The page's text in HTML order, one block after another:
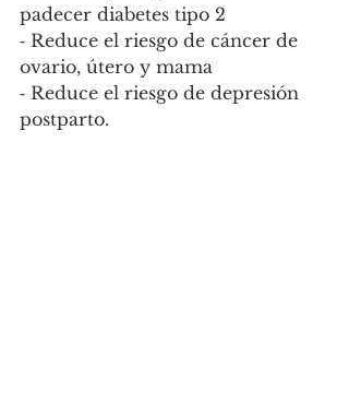
padecer diabetes tipo 2
⁃ Reduce el riesgo de cáncer de
ovario, útero y mama
⁃ Reduce el riesgo de depresión
postparto.